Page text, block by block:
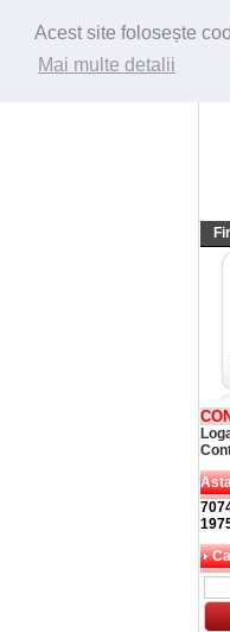
Acest site folosește
Mai multe detalii